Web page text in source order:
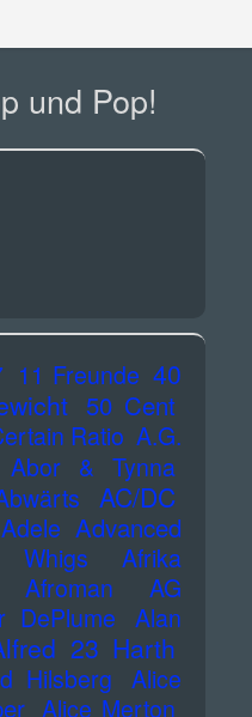
und Pop!
11 Freunde 40
50 Cent
Ratio A.G.
Abor & Tynna
AC/DC
Adele Advanced
Whigs
Afrika
Afroman
AG
DePlume
Alan
23 Harth
Hilsberg
Alice
Alice Merton